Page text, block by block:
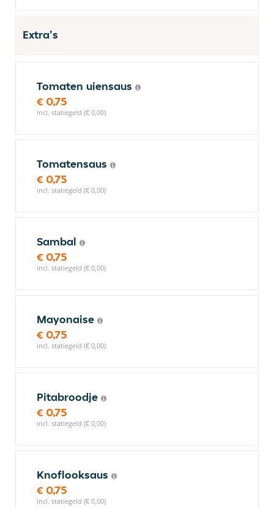
Extra's
Tomaten uiensaus
€ 0,75
incl. statiegeld (€ 0,00)
Tomatensaus
€ 0,75
incl. statiegeld (€ 0,00)
Sambal
€ 0,75
incl. statiegeld (€ 0,00)
Mayonaise
€ 0,75
incl. statiegeld (€ 0,00)
Pitabroodje
€ 0,75
incl. statiegeld (€ 0,00)
Knoflooksaus
€ 0,75
incl. statiegeld (€ 0,00)